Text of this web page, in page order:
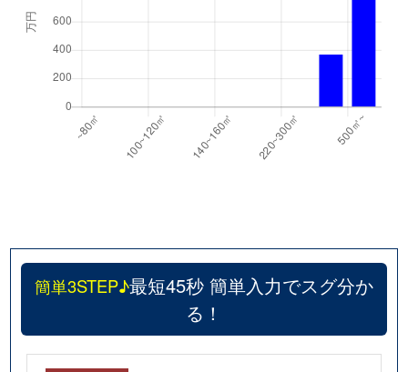
簡単3STEP♪最短45秒 簡単入力でスグ分か
る！